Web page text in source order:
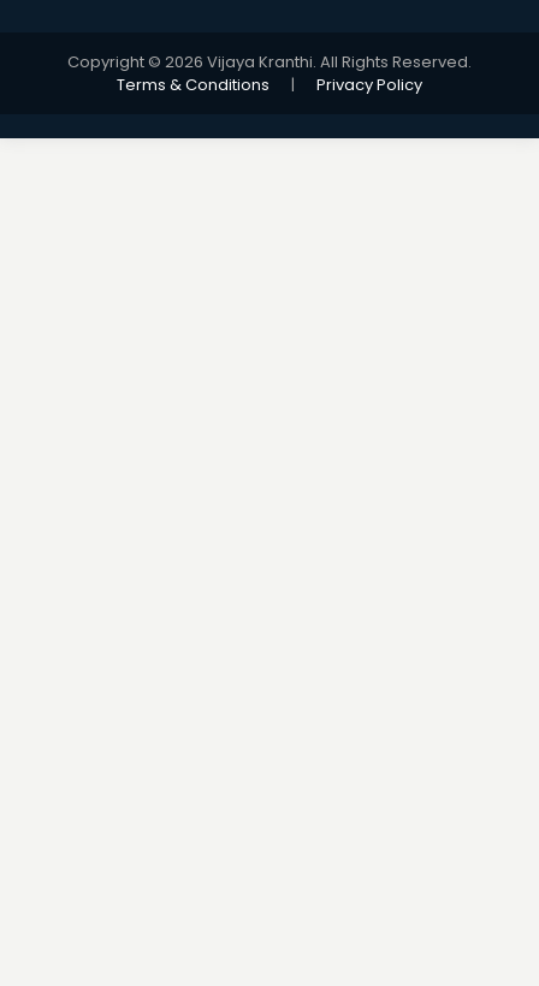
Copyright © 2026 Vijaya Kranthi. All Rights Reserved.
Terms & Conditions
| Privacy Policy